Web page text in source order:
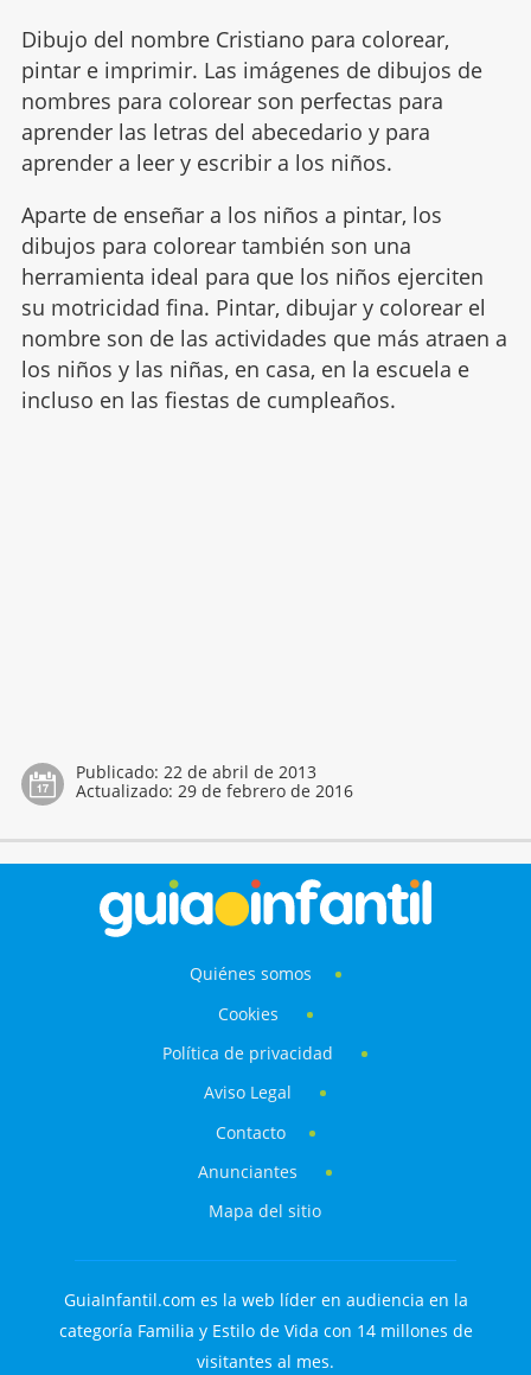
Dibujo del nombre Cristiano para colorear,
pintar e imprimir. Las imágenes de dibujos de
nombres para colorear son perfectas para
aprender las letras del abecedario y para
aprender a leer y escribir a los niños.
Aparte de enseñar a los niños a pintar, los
dibujos para colorear también son una
herramienta ideal para que los niños ejerciten
su motricidad fina. Pintar, dibujar y colorear el
nombre son de las actividades que más atraen a
los niños y las niñas, en casa, en la escuela e
incluso en las fiestas de cumpleaños.
Publicado: 22 de abril de 2013
Actualizado: 29 de febrero de 2016
Quiénes somos
Cookies
Política de privacidad
Aviso Legal
Contacto
Anunciantes
Mapa del sitio
GuiaInfantil.com es la web líder en audiencia en la
categoría Familia y Estilo de Vida con 14 millones de
visitantes al mes.